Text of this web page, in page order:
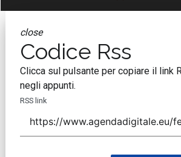
close
Codice Rss
Clicca sul pulsante per copiare il link
negli appunti.
RSS link